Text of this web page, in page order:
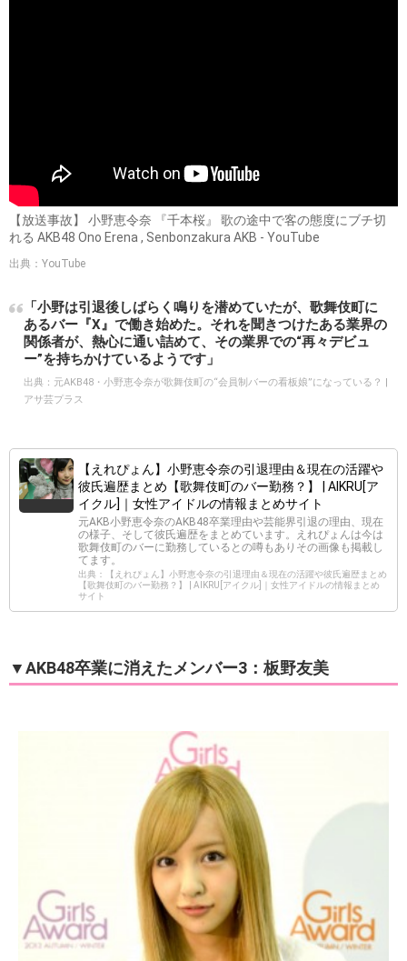
【放送事故】 小野恵令奈 『千本桜』 歌の途中で客の態度にブチ切
れる AKB48 Ono Erena , Senbonzakura AKB - YouTube
出典：YouTube
「小野は引退後しばらく鳴りを潜めていたが、歌舞伎町に
あるバー『X』で働き始めた。それを聞きつけたある業界の
関係者が、熱心に通い詰めて、その業界での“再々デビュ
ー”を持ちかけているようです」
出典： 元AKB48・小野恵令奈が歌舞伎町の“会員制バーの看板娘”になっている？ |
アサ芸プラス
【えれぴょん】小野恵令奈の引退理由＆現在の活躍や
彼氏遍歴まとめ【歌舞伎町のバー勤務？】 | AIKRU[ア
イクル]｜女性アイドルの情報まとめサイト
元AKB小野恵令奈のAKB48卒業理由や芸能界引退の理由、現在
の様子、そして彼氏遍歴をまとめています。えれぴょんは今は
歌舞伎町のバーに勤務しているとの噂もありその画像も掲載し
てます。
出典：【えれぴょん】小野恵令奈の引退理由＆現在の活躍や彼氏遍歴まとめ
【歌舞伎町のバー勤務？】 | AIKRU[アイクル]｜女性アイドルの情報まとめ
サイト
▼AKB48卒業に消えたメンバー3：板野友美